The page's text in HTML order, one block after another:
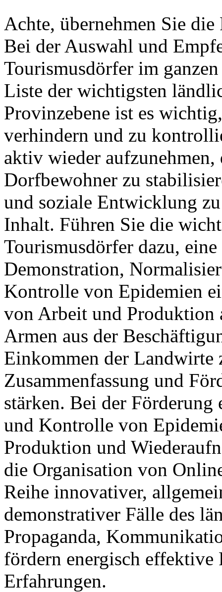
Achte, übernehmen Sie
Bei der Auswahl und
Tourismusdörfer im
Liste der wichtigsten
Provinzebene ist es
verhindern und zu
aktiv wieder
Dorfbewohner zu
und soziale Entwicklung
Inhalt. Führen Sie die
Tourismusdörfer dazu,
Demonstration,
Kontrolle von Epidemien
von Arbeit und Produktion
Armen aus der
Einkommen der Landwirte
Zusammenfassung und
stärken. Bei der
und Kontrolle von
Produktion und
die Organisation von
Reihe innovativer,
demonstrativer Fälle des
Propaganda,
fördern energisch
Erfahrungen.